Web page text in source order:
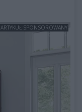
ARTYKUŁ SPONSOROWANY